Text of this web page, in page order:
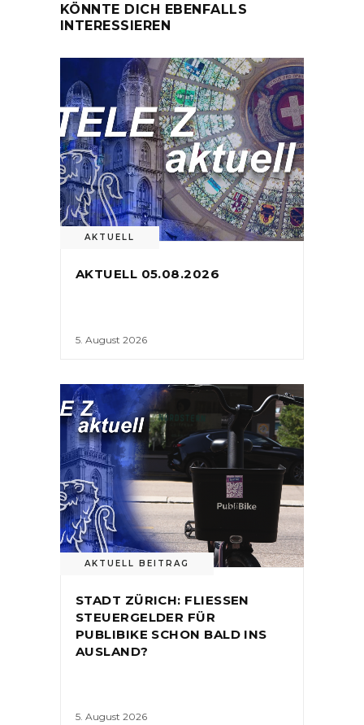
KÖNNTE DICH EBENFALLS
INTERESSIEREN
AKTUELL
AKTUELL 05.08.2026
5. August 2026
AKTUELL BEITRAG
STADT ZÜRICH: FLIESSEN
STEUERGELDER FÜR
PUBLIBIKE SCHON BALD INS
AUSLAND?
5. August 2026